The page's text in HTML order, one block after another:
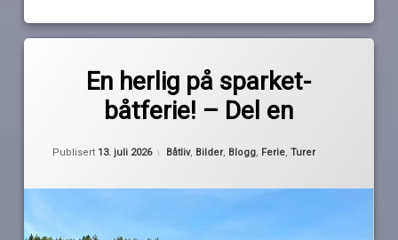
En herlig på sparket-
båtferie! – Del en
Publisert 13. juli 2026
Oppdatert 12. juli 2026
Kategorier:
Båtliv, Bilder, Blogg, Ferie,Turer